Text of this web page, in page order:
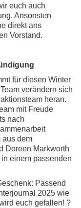
euch auch
Ansonsten
direkt ans
Vorstand.
für diesen Winter
verändern sich
heran.
mit Freude
nach
aus dem
Doreen Markworth
einem passenden
Passend
2025 wie
euch gefallen! ?